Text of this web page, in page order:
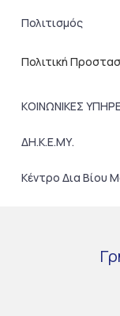
Πολιτισμός
Πολιτική
ΚΟΙΝΩΝΙΚΕΣ
ΔΗ.Κ.Ε.ΜΥ.
Κέντρο Δια Βίου